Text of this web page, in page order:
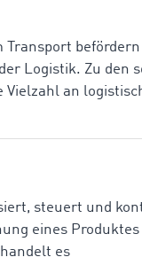
Logistik. Zu den
Vielzahl an
steuert und
eines
es